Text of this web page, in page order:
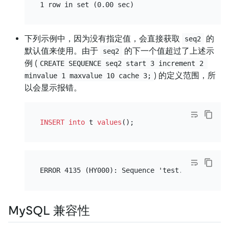
下列示例中，因为没有指定值，会直接获取 seq2
的
默认值来使用。由于
seq2
的下一个值超过了上述示
例 ( CREATE SEQUENCE seq2 start 3 increment 2
minvalue 1 maxvalue 10 cache 3; ) 的定义范围，所
以会显示报错。
INSERT into t values
MySQL 兼容性